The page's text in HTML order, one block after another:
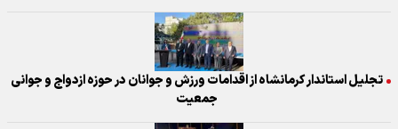
تجلیل استاندار کرمانشاه از اقدامات ورزش و جوانان در حوزه ازدواج و جوانی
جمعیت